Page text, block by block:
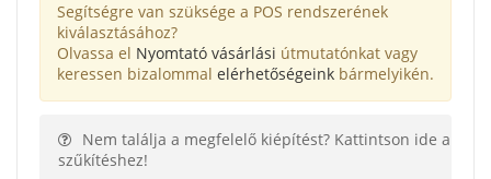
Segítségre van szüksége a POS rendszerének
kiválasztásához?
Olvassa el Nyomtató vásárlási útmutatónkat vagy
keressen bizalommal elérhetőségeink bármelyikén.
Nem találja a megfelelő kiépítést? Kattintson ide a
szűkítéshez!